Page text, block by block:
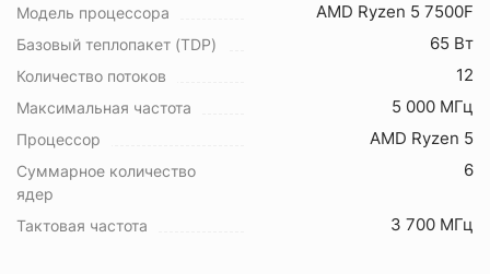
Модель процессора AMD Ryzen 5 7500F
Базовый теплопакет (TDP) 65 Вт
Количество потоков 12
Максимальная частота 5 000 МГц
Процессор AMD Ryzen 5
Суммарное количество
ядер
6
Тактовая частота 3 700 МГц